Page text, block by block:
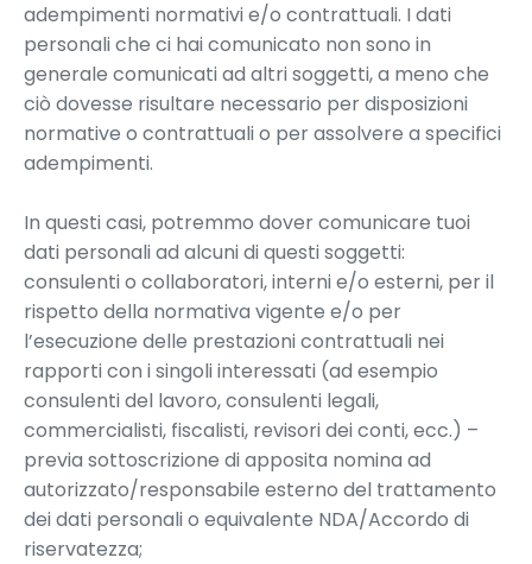
adempimenti normativi e/o contrattuali. I dati
personali che ci hai comunicato non sono in
generale comunicati ad altri soggetti, a meno che
ciò dovesse risultare necessario per disposizioni
normative o contrattuali o per assolvere a specifici
adempimenti.
In questi casi, potremmo dover comunicare tuoi
dati personali ad alcuni di questi soggetti:
consulenti o collaboratori, interni e/o esterni, per il
rispetto della normativa vigente e/o per
l’esecuzione delle prestazioni contrattuali nei
rapporti con i singoli interessati (ad esempio
consulenti del lavoro, consulenti legali,
commercialisti, fiscalisti, revisori dei conti, ecc.) –
previa sottoscrizione di apposita nomina ad
autorizzato/responsabile esterno del trattamento
dei dati personali o equivalente NDA/Accordo di
riservatezza;